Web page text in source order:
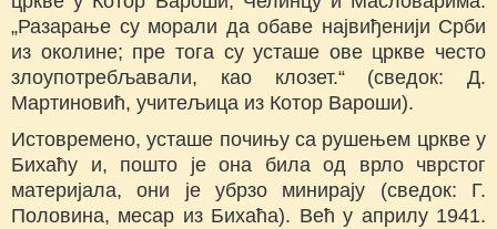
„Разарање су морали да обаве највиђенији Срби
из околине; пре тога су усташе ове цркве често
злоупотребљавали, као клозет.“ (сведок: Д.
Мартиновић, учитељица из Котор Вароши).
Истовремено, усташе почињу са рушењем цркве у
Бихаћу и, пошто је она била од врло чврстог
материјала, они је убрзо минирају (сведок: Г.
Половина, месар из Бихаћа). Већ у априлу 1941.